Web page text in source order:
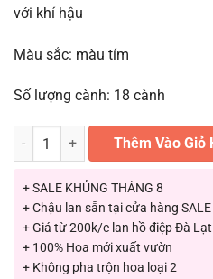
với khí hậu
Màu sắc: màu tím
Số lượng cành: 18 cành
Hoa Lan Hồ Điệp Đa Sắc Màu 18
Thêm Vào Giỏ
+ SALE KHỦNG THÁNG 8
+ Chậu lan sẵn tại cửa hàng
+ Giá từ 200k/c lan hồ điệp Đà Lạt
+ 100% Hoa mới xuất vườn
+ Không pha trộn hoa loại 2